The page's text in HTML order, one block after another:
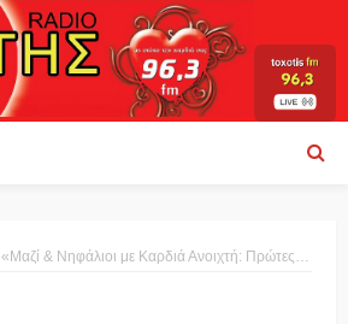
«Μαζί & Νηφάλιοι με Καρδιά Ανοιχτή: Πρώτες Βοήθειες στην Ψυχική Υγεία!» Νιώσε – Ρώτα – Βοήθα